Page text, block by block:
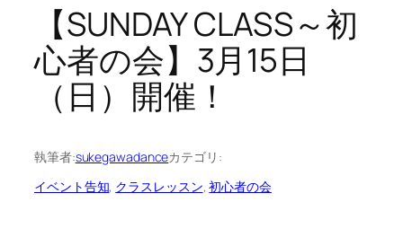
【SUNDAY CLASS～初
心者の会】3月15日
（日）開催！
執筆者:sukegawadanceカテゴリ:
イベント告知, クラスレッスン, 初心者の会